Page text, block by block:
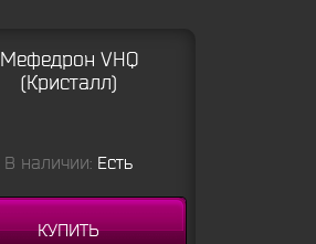
Мефедрон VHQ
(Кристалл)
В наличии: Есть
КУПИТЬ